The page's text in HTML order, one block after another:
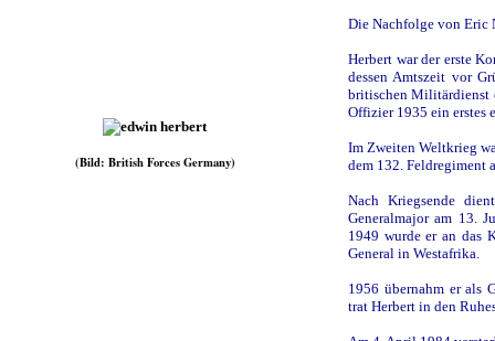
(Bild: British Forces Germany)
Die Nachfolge von Eric
Herbert war der erste
dessen Amtszeit vor
britischen Militärdienst
Offizier 1935 ein erstes
Im Zweiten Weltkrieg
dem 132. Feldregiment
Nach Kriegsende
Generalmajor am 13.
1949 wurde er an das
General in Westafrika.
1956 übernahm er als
trat Herbert in den